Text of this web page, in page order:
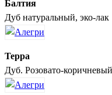
Балтия
Дуб натуральный, эко-лак
Терра
Дуб. Розовато-